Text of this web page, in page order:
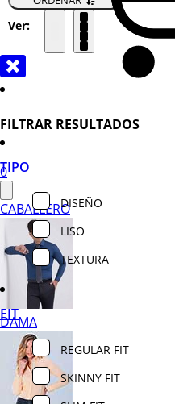
0
CABALLERO
DAMA
Ver:
FILTRAR RESULTADOS
TIPO
DISEÑO
LISO
TEXTURA
FIT
REGULAR FIT
SKINNY FIT